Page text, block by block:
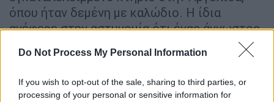
Do Not Process My Personal Information
If you wish to opt-out of the sale, sharing to third parties, or
processing of your personal or sensitive information for
όπου ήταν δεμένη με καλώδιο. Η ίδια
ανέφερε στην αστυνομία ότι ένας άγνωστος
σημείο, όπου τη θώπευσε. Παράλληλα, το
2015 ο πατέρας της δήλωσε ότι στην
αστυνομία την εξαφάνισή της.